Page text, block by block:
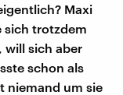
Maxi
sich trotzdem
will sich aber
schon als
niemand um sie